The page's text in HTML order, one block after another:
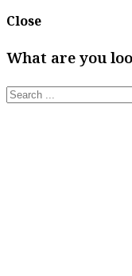
Close
What are you